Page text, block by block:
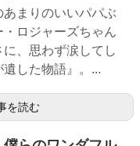
まりのいいパパぶ
・ロジャーズちゃん
、思わず涙してし
した物語』。...
を読む